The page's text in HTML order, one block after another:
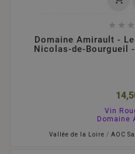
  
Domaine Amirault -
Nicolas-de-Bourgueil
Vin
Domaine
Vallée de la Loire / AOC